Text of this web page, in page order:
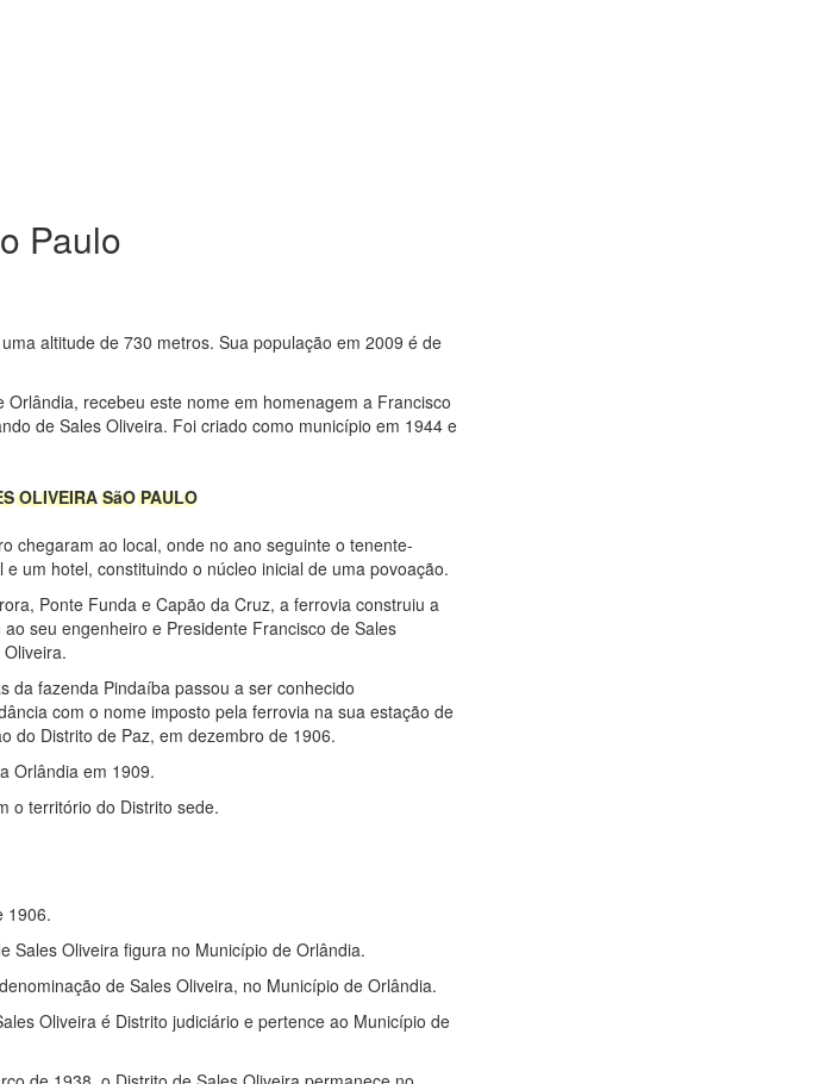
Paulo
altitude de 730 metros. Sua população em 2009 é de
recebeu este nome em homenagem a Francisco
de Sales Oliveira. Foi criado como município em 1944 e
OLIVEIRA SãO PAULO
chegaram ao local, onde no ano seguinte o tenente-
um hotel, constituindo o núcleo inicial de uma povoação.
Ponte Funda e Capão da Cruz, a ferrovia construiu a
seu engenheiro e Presidente Francisco de Sales
da fazenda Pindaíba passou a ser conhecido
com o nome imposto pela ferrovia na sua estação de
do Distrito de Paz, em dezembro de 1906.
Orlândia em 1909.
o território do Distrito sede.
1906.
Sales Oliveira figura no Município de Orlândia.
de Sales Oliveira, no Município de Orlândia.
Oliveira é Distrito judiciário e pertence ao Município de